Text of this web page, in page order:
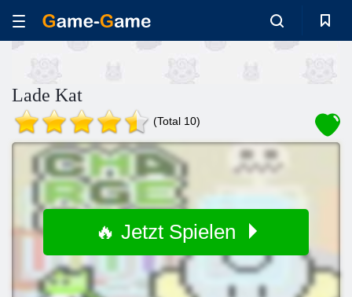
Lade Kat
(Total 10)
🔥 Jetzt Spielen